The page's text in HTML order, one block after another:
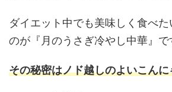
ダイエット中でも美味しく食べ
のが『月のうさぎ冷やし中華』で
その秘密はノド越しのよいこんに